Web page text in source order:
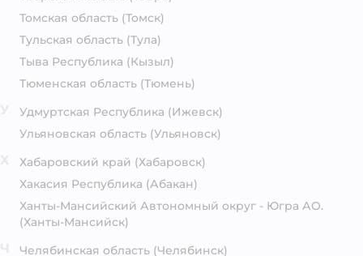
Томская область (Томск)
Тульская область (Тула)
Тыва Республика (Кызыл)
Тюменская область (Тюмень)
Удмуртская Республика (Ижевск)
Ульяновская область (Ульяновск)
Хабаровский край (Хабаровск)
Хакасия Республика (Абакан)
Ханты-Мансийский Автономный округ - Югра АО.
(Ханты-Мансийск)
Челябинская область (Челябинск)